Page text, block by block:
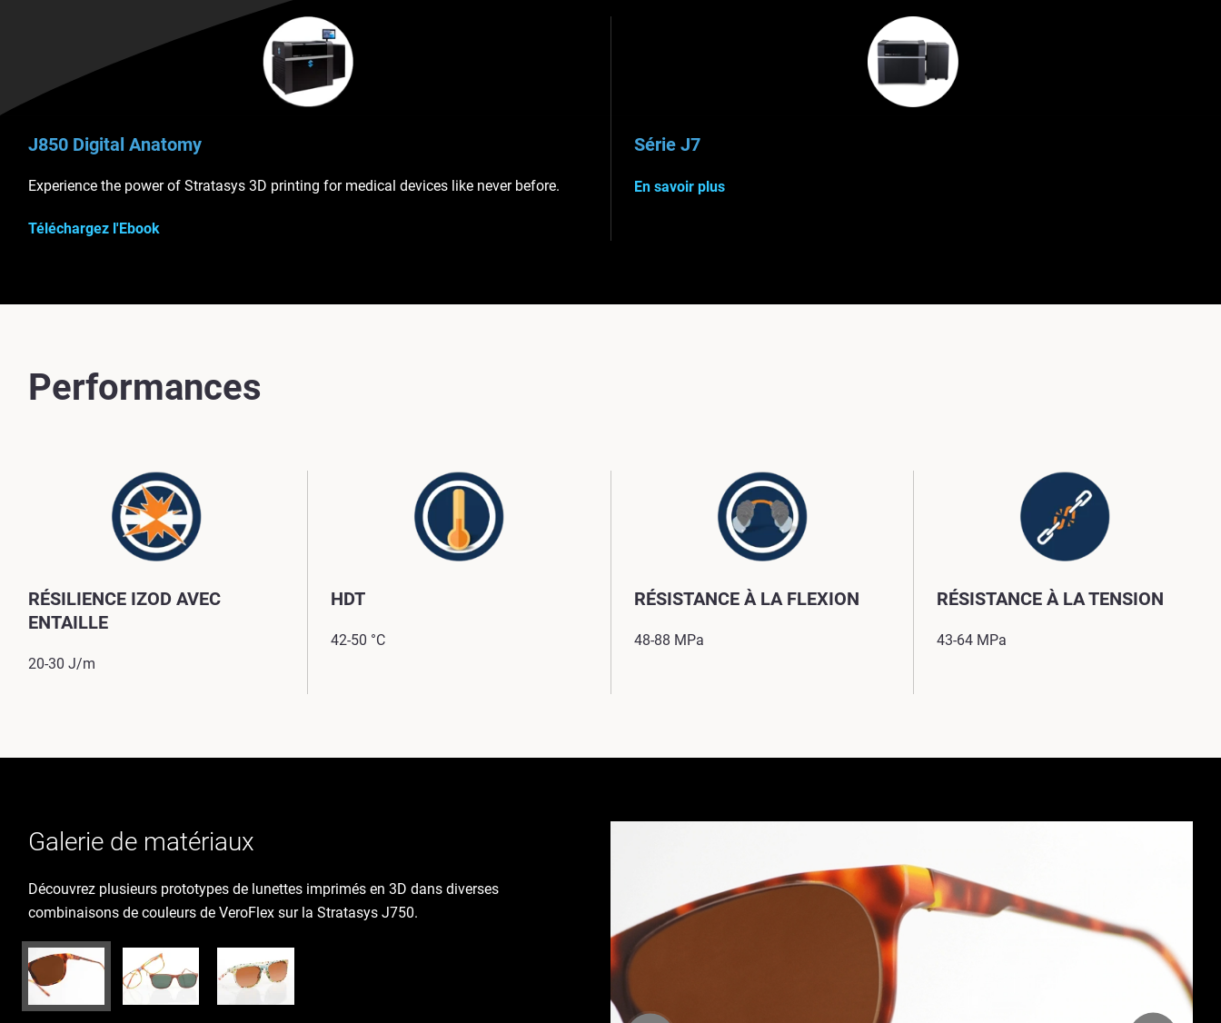
J850 Digital Anatomy
Experience the power of Stratasys 3D printing for medical devices like never before.
Téléchargez l'Ebook
Série J7
En savoir plus
Performances
RÉSILIENCE IZOD AVEC
ENTAILLE
20-30 J/m
HDT
42-50 °C
RÉSISTANCE À LA FLEXION
48-88 MPa
RÉSISTANCE À LA TENSION
43-64 MPa
Galerie de matériaux
Découvrez plusieurs prototypes de lunettes imprimés en 3D dans diverses
combinaisons de couleurs de VeroFlex sur la Stratasys J750.